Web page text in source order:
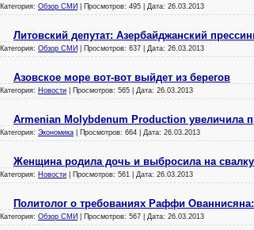
Категория: Обзор СМИ | Просмотров: 495 | Дата: 26.03.2013
Литовский депутат: Азербайджанский
Категория: Обзор СМИ | Просмотров: 637 | Дата: 26.03.2013
Азовское море вот-вот выйдет из берегов
Категория: Новости | Просмотров: 565 | Дата: 26.03.2013
Armenian Molybdenum Production увеличила
Категория: Экономика | Просмотров: 664 | Дата: 26.03.2013
Женщина родила дочь и выбросила на свалку
Категория: Новости | Просмотров: 561 | Дата: 26.03.2013
Политолог о требованиях Раффи
Категория: Обзор СМИ | Просмотров: 567 | Дата: 26.03.2013